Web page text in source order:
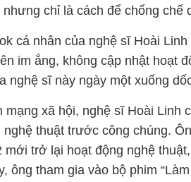
chỉ là cách để chống chế
cá nhân của nghệ sĩ Hoài
im ắng, không cập nhật hoạt
nghệ sĩ này ngày một xuống
mạng xã hội, nghệ sĩ Hoài Linh
nghệ thuật trước công chúng.
mới trở lại hoạt động nghệ
ông tham gia vào bộ phim